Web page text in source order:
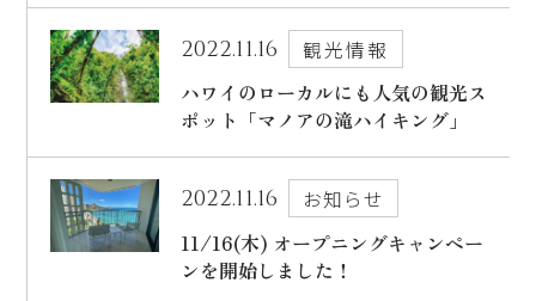
2022.11.16
観光情報
ハワイのローカルにも人気の観光ス
ポット「マノアの滝ハイキング」
2022.11.16
お知らせ
11/16(木) オープニングキャンペー
ンを開始しました！